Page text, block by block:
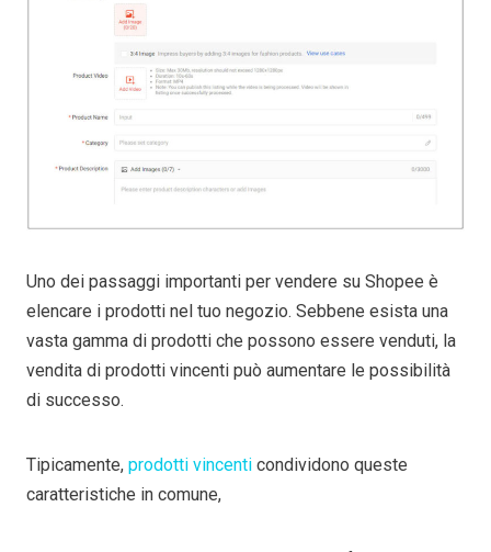
Uno dei passaggi importanti per vendere su Shopee è
elencare i prodotti nel tuo negozio. Sebbene esista una
vasta gamma di prodotti che possono essere venduti, la
vendita di prodotti vincenti può aumentare le possibilità
di successo.
Tipicamente, prodotti vincenti condividono queste
caratteristiche in comune,